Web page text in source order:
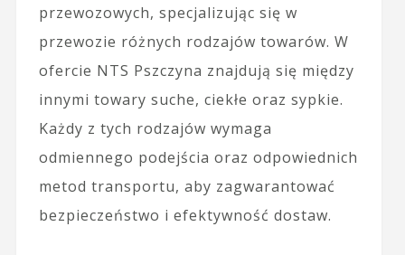
przewozowych, specjalizując się w
przewozie różnych rodzajów towarów. W
ofercie NTS Pszczyna znajdują się między
innymi towary suche, ciekłe oraz sypkie.
Każdy z tych rodzajów wymaga
odmiennego podejścia oraz odpowiednich
metod transportu, aby zagwarantować
bezpieczeństwo i efektywność dostaw.